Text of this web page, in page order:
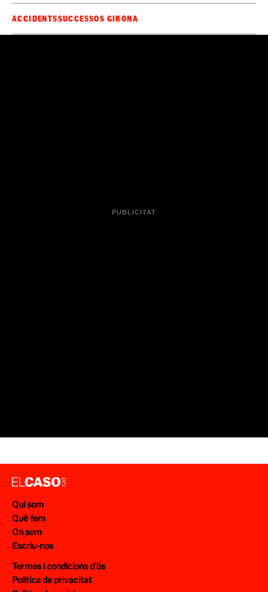
ACCIDENTSSUCCESSOS GIRONA
Qui som
Què fem
On som
Escriu-nos
Termes i condicions d’ús
Política de privacitat